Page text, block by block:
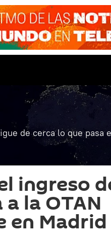
de cerca lo que pasa
ingreso
la OTAN
en Madrid